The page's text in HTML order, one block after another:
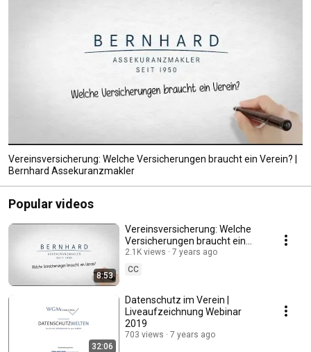
Vereinsversicherung: Welche Versicherungen braucht ein Verein? |
Bernhard Assekuranzmakler
Popular videos
8:53
Vereinsversicherung: Welche
Versicherungen braucht ein
Verein? | Bernhard
Assekuranzmakler
2.1K views
7 years ago
CC
32:06
Datenschutz im Verein |
Liveaufzeichnung Webinar
2019
703 views 7 years ago